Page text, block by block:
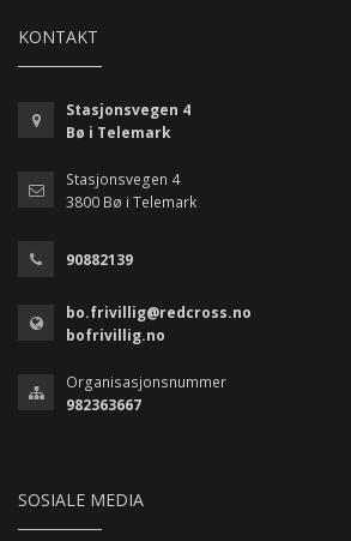
KONTAKT
Stasjonsvegen 4
Bø i Telemark
Stasjonsvegen 4
3800 Bø i Telemark
90882139
bo.frivillig@redcross.no
bofrivillig.no
Organisasjonsnummer
982363667
SOSIALE MEDIA